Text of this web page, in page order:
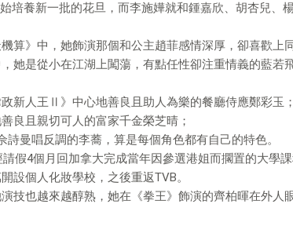
培養新一批的花旦，而李施嬅就和鍾嘉欣、胡杏兒、
算》中，她飾演那個和公主趙菲感情深厚，卻喜歡上
，她是從小在江湖上闖蕩，有點任性卻注重情義的藍若
新人王Ⅱ》中心地善良且助人為樂的餐廳侍應鄭彩玉；
良且親切可人的富家千金榮芝晴；
詩曼唱反調的李蕎，算是每個角色都有自己的特色。
假4個月回加拿大完成當年因參選港姐而擱置的大學課
設個人化妝學校，之後重返TVB。
技也越來越醇熟，她在《拳王》飾演的齊柏暉在外人